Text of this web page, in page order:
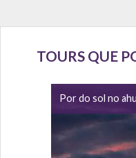
TOURS QUE
Por do sol no